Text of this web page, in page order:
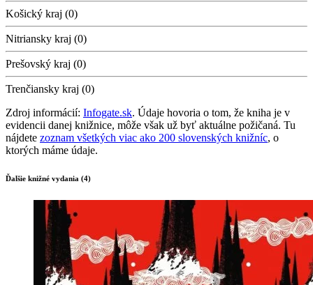
Košický kraj (0)
Nitriansky kraj (0)
Prešovský kraj (0)
Trenčiansky kraj (0)
Zdroj informácií: Infogate.sk. Údaje hovoria o tom, že kniha je v
evidencii danej knižnice, môže však už byť aktuálne požičaná. Tu
nájdete zoznam všetkých viac ako 200 slovenských knižníc, o
ktorých máme údaje.
Ďalšie knižné vydania (4)